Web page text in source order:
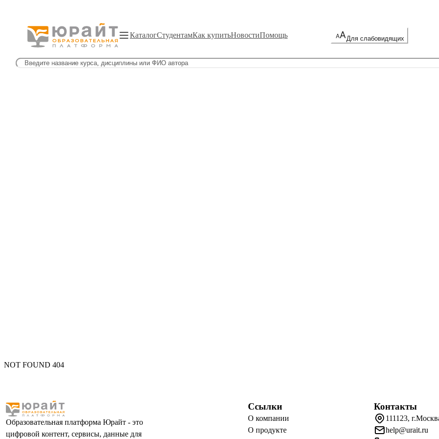
КаталогСтудентамКак купитьНовостиПомощь Для слабовидящих
NOT FOUND 404
Образовательная платформа Юрайт - это
цифровой контент, сервисы, данные для
Ссылки
О компании
О продукте
Контакты
111123,
help@urait.ru